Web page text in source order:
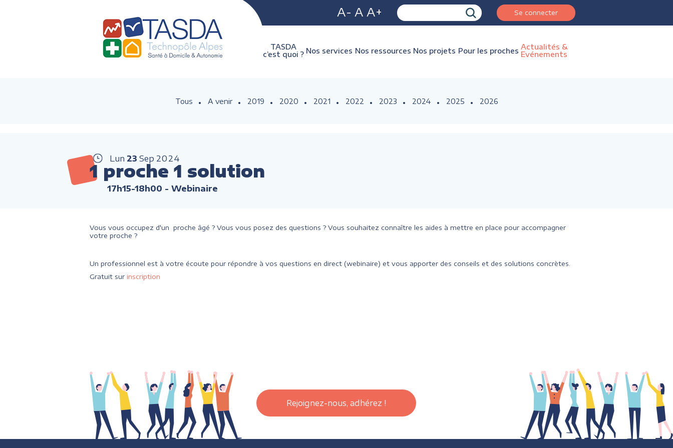
A- A A+ Se connecter
TASDA
c’est quoi ? Nos services Nos ressources Nos projets Pour les proches Actualités &
Evénements
Tous A venir 2019 2020 2021 2022 2023 2024 2025 2026
Lun 23 Sep 2024
1 proche 1 solution
17h15-18h00 - Webinaire
Vous vous occupez d'un proche âgé ? Vous vous posez des questions ? Vous souhaitez connaître les aides à mettre en place pour accompagner
votre proche ?
Un professionnel est à votre écoute pour répondre à vos questions en direct (webinaire) et vous apporter des conseils et des solutions concrètes.
Gratuit sur inscription
Rejoignez-nous, adhérez !